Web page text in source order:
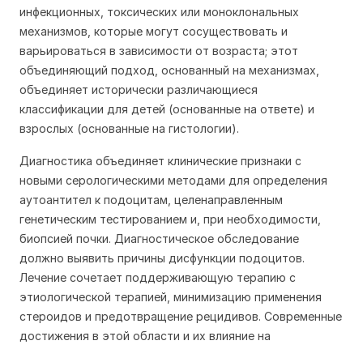
инфекционных, токсических или моноклональных
механизмов, которые могут сосуществовать и
варьироваться в зависимости от возраста; этот
объединяющий подход, основанный на механизмах,
объединяет исторически различающиеся
классификации для детей (основанные на ответе) и
взрослых (основанные на гистологии).
Диагностика объединяет клинические признаки с
новыми серологическими методами для определения
аутоантител к подоцитам, целенаправленным
генетическим тестированием и, при необходимости,
биопсией почки. Диагностическое обследование
должно выявить причины дисфункции подоцитов.
Лечение сочетает поддерживающую терапию с
этиологической терапией, минимизацию применения
стероидов и предотвращение рецидивов. Современные
достижения в этой области и их влияние на